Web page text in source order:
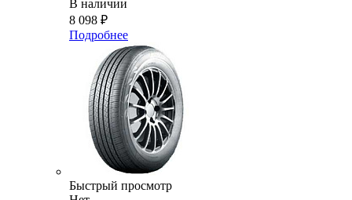
В наличии
8 098 ₽
Подробнее
Быстрый просмотр